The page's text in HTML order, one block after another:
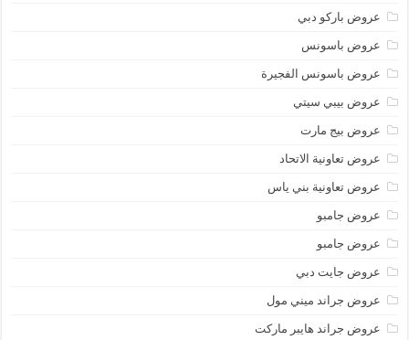
عروض باركو دبي
عروض باسونس
عروض باسونس الفجيرة
عروض بيبي سيتي
عروض بيج مارت
عروض تعاونية الاتحاد
عروض تعاونية بني ياس
عروض جامبو
عروض جامبو
عروض جايت دبي
عروض جراند ميني مول
عروض جراند هايبر ماركت